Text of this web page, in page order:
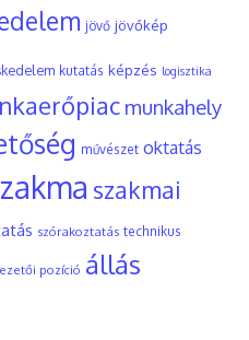
jövő jövőkép
kutatás képzés logisztika
munkahely
művészet oktatás
szakmai
szórakoztatás technikus
pozíció állás